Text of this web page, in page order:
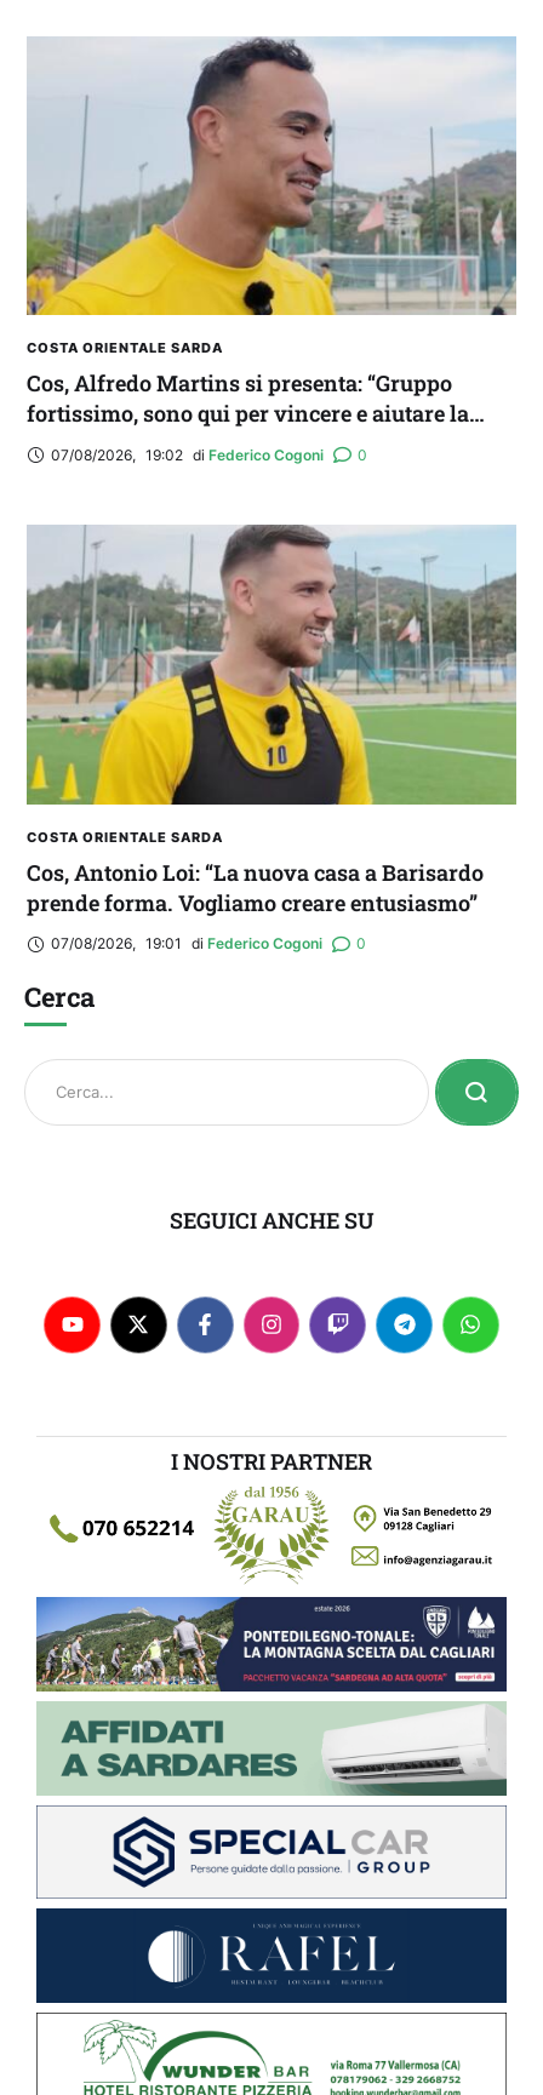
COSTA ORIENTALE SARDA
Cos, Alfredo Martins si presenta: “Gruppo
fortissimo, sono qui per vincere e aiutare la
squadra. Idolo? Mi ispiro a Romario”
07/08/2026, 19:02 di Federico Cogoni 0
COSTA ORIENTALE SARDA
Cos, Antonio Loi: “La nuova casa a Barisardo
prende forma. Vogliamo creare entusiasmo”
07/08/2026, 19:01 di Federico Cogoni 0
Cerca
SEGUICI ANCHE SU
I NOSTRI PARTNER